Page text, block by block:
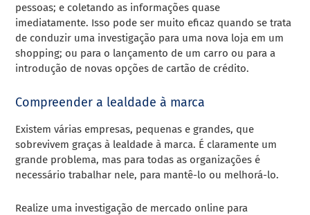
pessoas; e coletando as informações quase
imediatamente. Isso pode ser muito eficaz quando se trata
de conduzir uma investigação para uma nova loja em um
shopping; ou para o lançamento de um carro ou para a
introdução de novas opções de cartão de crédito.
Compreender a lealdade à marca
Existem várias empresas, pequenas e grandes, que
sobrevivem graças à lealdade à marca. É claramente um
grande problema, mas para todas as organizações é
necessário trabalhar nele, para mantê-lo ou melhorá-lo.
Realize uma investigação de mercado online para